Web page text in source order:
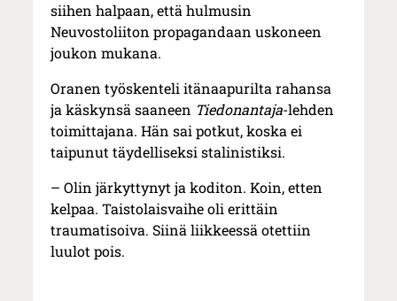
siihen halpaan, että hulmusin
Neuvostoliiton propagandaan uskoneen
joukon mukana.
Oranen työskenteli itänaapurilta rahansa
ja käskynsä saaneen Tiedonantaja-lehden
toimittajana. Hän sai potkut, koska ei
taipunut täydelliseksi stalinistiksi.
– Olin järkyttynyt ja koditon. Koin, etten
kelpaa. Taistolaisvaihe oli erittäin
traumatisoiva. Siinä liikkeessä otettiin
luulot pois.